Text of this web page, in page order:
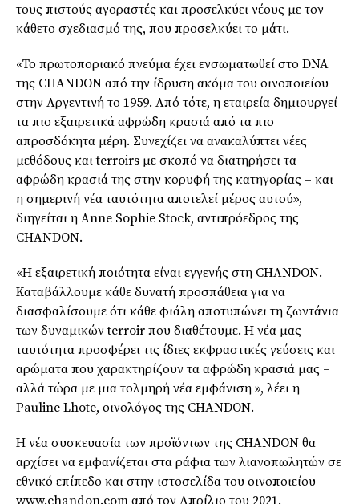
τους πιστούς αγοραστές και προσελκύει νέους με τον
κάθετο σχεδιασμό της, που προσελκύει το μάτι.
«Το πρωτοποριακό πνεύμα έχει ενσωματωθεί στο DNA
της CHANDON από την ίδρυση ακόμα του οινοποιείου
στην Αργεντινή το 1959. Από τότε, η εταιρεία δημιουργεί
τα πιο εξαιρετικά αφρώδη κρασιά από τα πιο
απροσδόκητα μέρη. Συνεχίζει να ανακαλύπτει νέες
μεθόδους και terroirs με σκοπό να διατηρήσει τα
αφρώδη κρασιά της στην κορυφή της κατηγορίας – και
η σημερινή νέα ταυτότητα αποτελεί μέρος αυτού»,
διηγείται η Anne Sophie Stock, αντιπρόεδρος της
CHANDON.
«Η εξαιρετική ποιότητα είναι εγγενής στη CHANDON.
Καταβάλλουμε κάθε δυνατή προσπάθεια για να
διασφαλίσουμε ότι κάθε φιάλη αποτυπώνει τη ζωντάνια
των δυναμικών terroir που διαθέτουμε. Η νέα μας
ταυτότητα προσφέρει τις ίδιες εκφραστικές γεύσεις και
αρώματα που χαρακτηρίζουν τα αφρώδη κρασιά μας –
αλλά τώρα με μια τολμηρή νέα εμφάνιση », λέει η
Pauline Lhote, οινολόγος της CHANDOΝ.
Η νέα συσκευασία των προϊόντων της CHANDON θα
αρχίσει να εμφανίζεται στα ράφια των λιανοπωλητών σε
εθνικό επίπεδο και στην ιστοσελίδα του οινοποιείου